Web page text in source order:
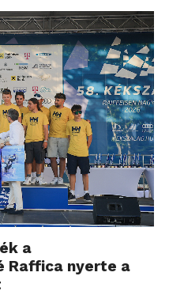
a
Raffica nyerte a